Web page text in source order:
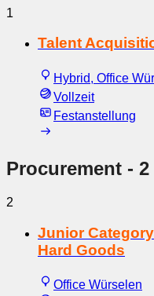
1
Talent
Hybrid, Office
Vollzeit
Festanstellung
Procurement -
2
Junior
Hard Goods
Office Würselen